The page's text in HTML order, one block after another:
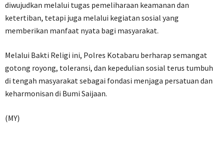
diwujudkan melalui tugas pemeliharaan keamanan dan
ketertiban, tetapi juga melalui kegiatan sosial yang
memberikan manfaat nyata bagi masyarakat.
Melalui Bakti Religi ini, Polres Kotabaru berharap semangat
gotong royong, toleransi, dan kepedulian sosial terus tumbuh
di tengah masyarakat sebagai fondasi menjaga persatuan dan
keharmonisan di Bumi Saijaan.
(MY)